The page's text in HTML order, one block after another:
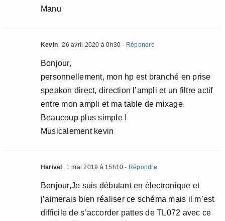
Manu
Kevin 26 avril 2020 à 0h30 - Répondre
Bonjour,
personnellement, mon hp est branché en prise
speakon direct, direction l’ampli et un filtre actif
entre mon ampli et ma table de mixage.
Beaucoup plus simple !
Musicalement kevin
Harivel 1 mai 2019 à 15h10 - Répondre
Bonjour,Je suis débutant en électronique et
j’aimerais bien réaliser ce schéma mais il m’est
difficile de s’accorder pattes de TL072 avec ce